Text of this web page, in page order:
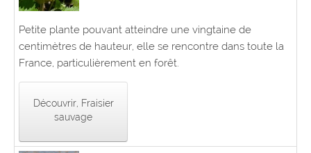
Petite plante pouvant atteindre une vingtaine de
centimètres de hauteur, elle se rencontre dans toute la
France, particulièrement en forêt.
Découvrir, Fraisier
sauvage